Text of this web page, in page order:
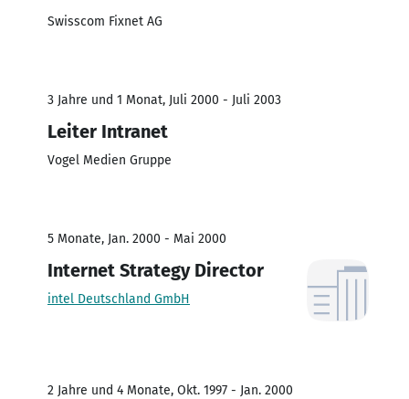
Swisscom Fixnet AG
3 Jahre und 1 Monat, Juli 2000 - Juli 2003
Leiter Intranet
Vogel Medien Gruppe
5 Monate, Jan. 2000 - Mai 2000
Internet Strategy Director
intel Deutschland GmbH
2 Jahre und 4 Monate, Okt. 1997 - Jan. 2000